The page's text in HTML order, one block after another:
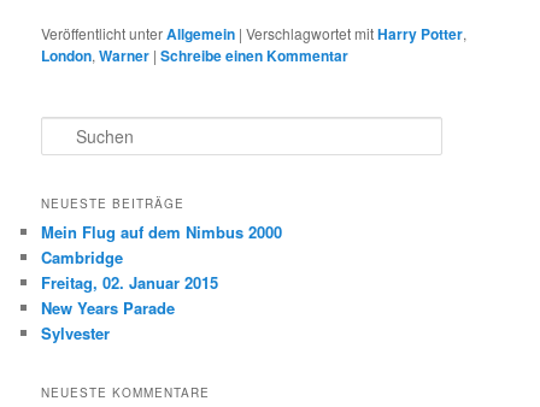
Veröffentlicht unterAllgemein |Verschlagwortet mitHarry Potter,
London,Warner |Schreibe einen Kommentar
u
h
n
NEUESTE BEITRÄGE
Mein Flug auf dem Nimbus 2000
Cambridge
Freitag, 02. Januar 2015
New Years Parade
Sylvester
NEUESTE KOMMENTARE